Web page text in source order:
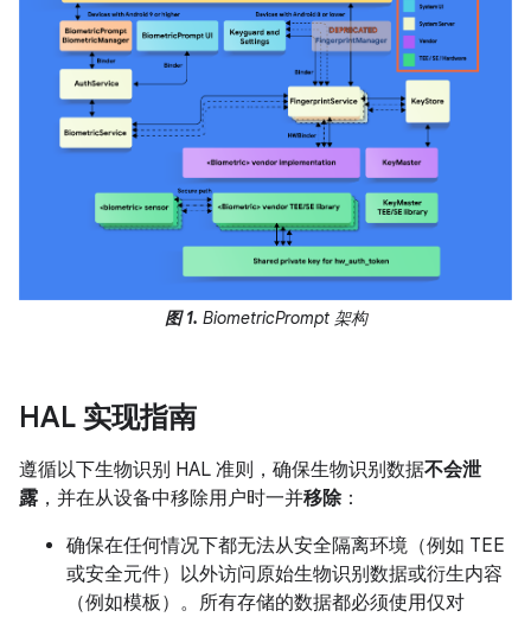
图 1. BiometricPrompt 架构
HAL 实现指南
遵循以下生物识别 HAL 准则，确保生物识别数据不会泄
露 ，并在从设备中移除用户时一并移除：
确保在任何情况下都无法从安全隔离环境（例如 TEE
或安全元件）以外访问原始生物识别数据或衍生内容
（例如模板）。所有存储的数据都必须使用仅对